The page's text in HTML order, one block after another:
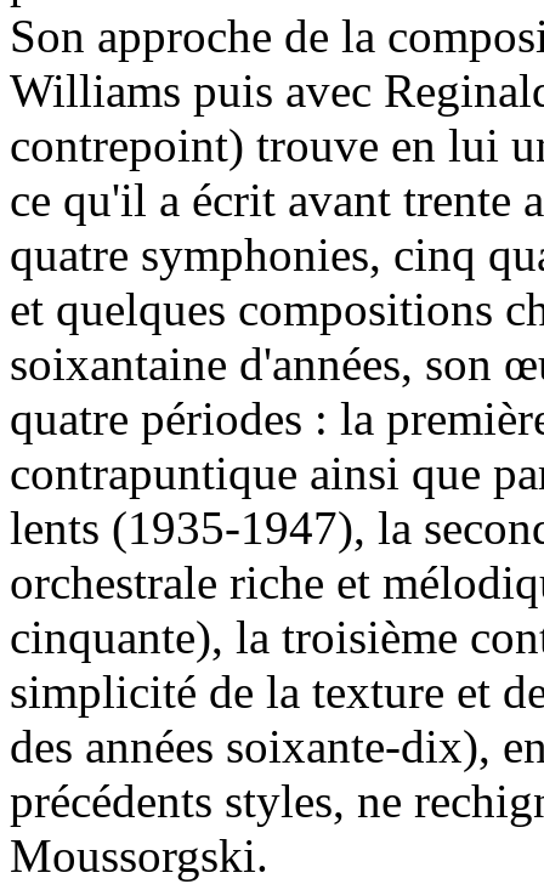
Son approche de la
Williams puis avec
contrepoint) trouve en lui
ce qu'il a écrit avant trente
quatre symphonies, cinq
et quelques compositions
soixantaine d'années, son
quatre périodes : la
contrapuntique ainsi que
lents (1935-1947), la
orchestrale riche et
cinquante), la troisième
simplicité de la texture et
des années soixante-dix),
précédents styles, ne
Moussorgski.